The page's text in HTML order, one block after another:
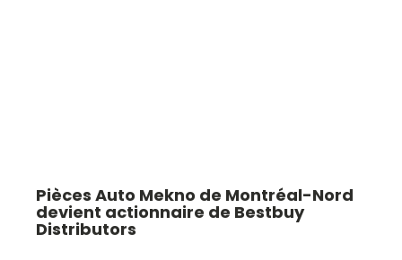
Pièces Auto Mekno de Montréal-Nord
devient actionnaire de Bestbuy
Distributors